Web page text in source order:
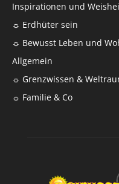
Inspirationen und
☼ Erdhüter sein
☼ Bewusst Leben und
Allgemein
☼ Grenzwissen &
☼ Familie & Co